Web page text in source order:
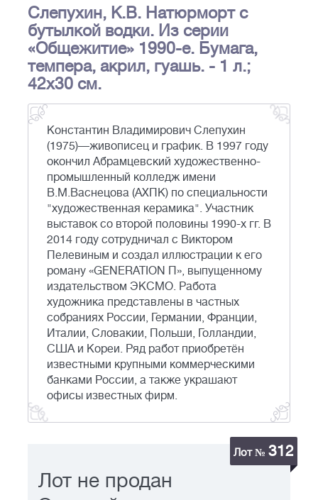
Слепухин, К.В. Натюрморт с
бутылкой водки. Из серии
«Общежитие» 1990-е. Бумага,
темпера, акрил, гуашь. - 1 л.;
42x30 см.
Константин Владимирович Слепухин
(1975)—живописец и график. В 1997 году
окончил Абрамцевский художественно-
промышленный колледж имени
В.М.Васнецова (АХПК) по специальности
"художественная керамика". Участник
выставок со второй половины 1990-х гг. В
2014 году сотрудничал с Виктором
Пелевиным и создал иллюстрации к его
роману «GENERATION П», выпущенному
издательством ЭКСМО. Работа
художника представлены в частных
собраниях России, Германии, Франции,
Италии, Cловакии, Польши, Голландии,
США и Кореи. Ряд работ приобретён
известными крупными коммерческими
банками России, а также украшают
офисы известных фирм.
Лот № 312
Лот не продан